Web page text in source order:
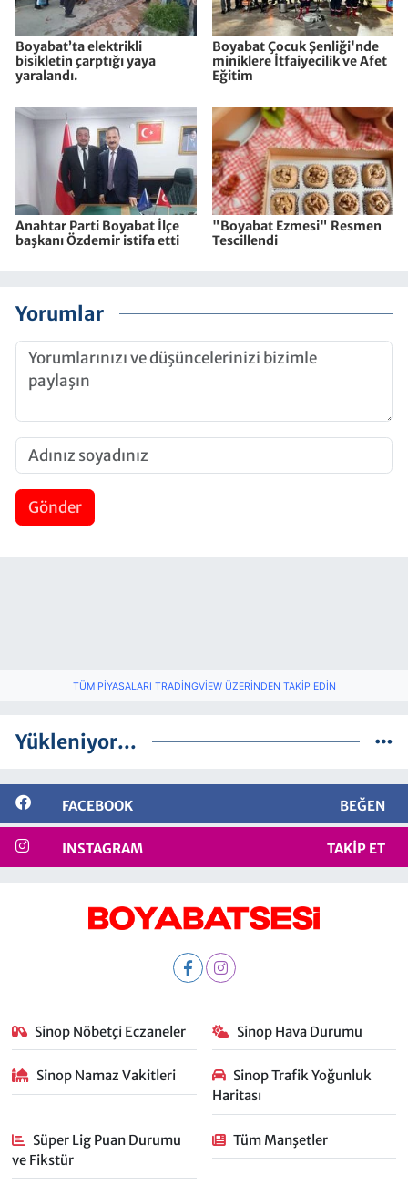
Boyabat’ta elektrikli
bisikletin çarptığı yaya
yaralandı.
Boyabat Çocuk Şenliği'nde
miniklere İtfaiyecilik ve Afet
Eğitim
Anahtar Parti Boyabat İlçe
başkanı Özdemir istifa etti
"Boyabat Ezmesi" Resmen
Tescillendi
Yorumlar
Gönder
TÜM PIYASALARI TRADINGVIEW ÜZERINDEN TAKIP EDIN
Yükleniyor...
FACEBOOK BEĞEN
INSTAGRAM TAKIP ET
Sinop Nöbetçi Eczaneler Sinop Hava Durumu
Sinop Namaz Vakitleri
Sinop Trafik Yoğunluk
Haritası
Süper Lig Puan Durumu
ve Fikstür
Tüm Manşetler